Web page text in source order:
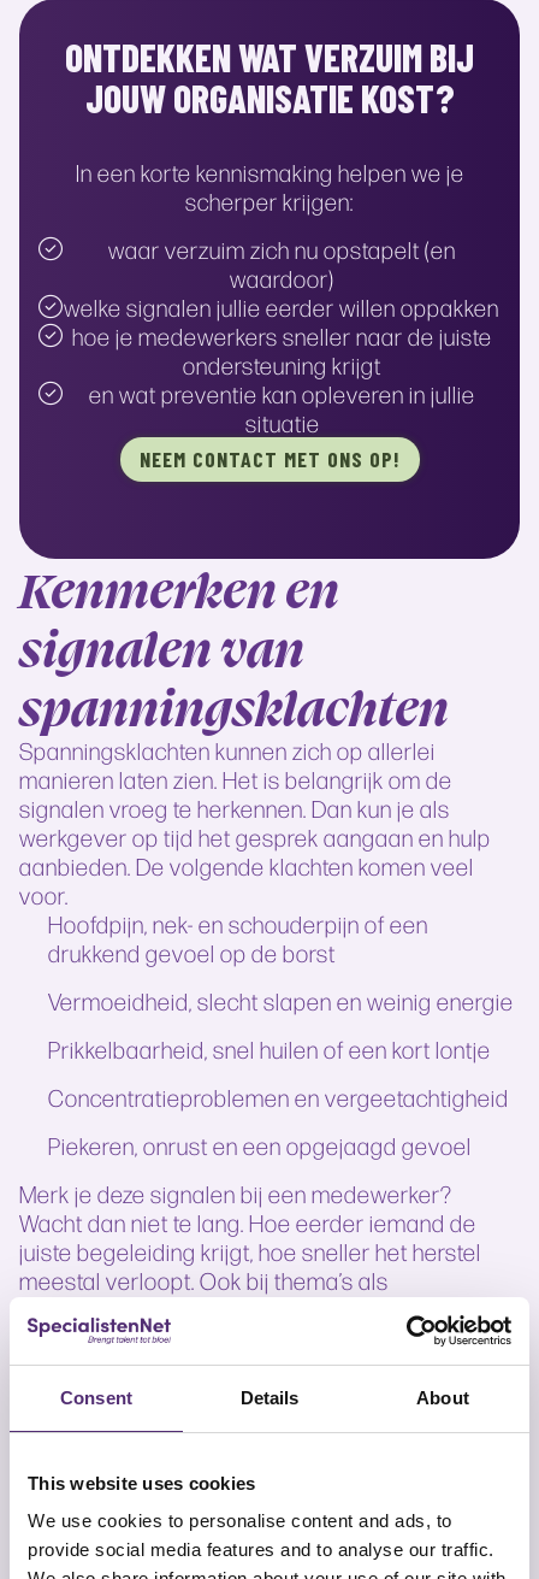
Consent Details About
This website uses cookies
We use cookies to personalise content and ads, to
provide social media features and to analyse our traffic.
ONTDEKKEN WAT VERZUIM BIJ
JOUW ORGANISATIE KOST?
In een korte kennismaking helpen we je
scherper krijgen:
waar verzuim zich nu opstapelt (en
waardoor)
welke signalen jullie eerder willen oppakken
hoe je medewerkers sneller naar de juiste
ondersteuning krijgt
en wat preventie kan opleveren in jullie
situatie
NEEM CONTACT MET ONS OP!
Kenmerken en
signalen van
spanningsklachten
Spanningsklachten kunnen zich op allerlei
manieren laten zien. Het is belangrijk om de
signalen vroeg te herkennen. Dan kun je als
werkgever op tijd het gesprek aangaan en hulp
aanbieden. De volgende klachten komen veel
voor.
Hoofdpijn, nek- en schouderpijn of een
drukkend gevoel op de borst
Vermoeidheid, slecht slapen en weinig energie
Prikkelbaarheid, snel huilen of een kort lontje
Concentratieproblemen en vergeetachtigheid
Piekeren, onrust en een opgejaagd gevoel
Merk je deze signalen bij een medewerker?
Wacht dan niet te lang. Hoe eerder iemand de
juiste begeleiding krijgt, hoe sneller het herstel
meestal verloopt. Ook bij thema’s als
stressmanagementbiedt
SpecialistenNet
passende ondersteuning.
Hulp bij
spanningsklachten
via SpecialistenNet
Bij SpecialistenNet weten we hoe belangrijk het is
om snel te kunnen schakelen. Daarom is er geen